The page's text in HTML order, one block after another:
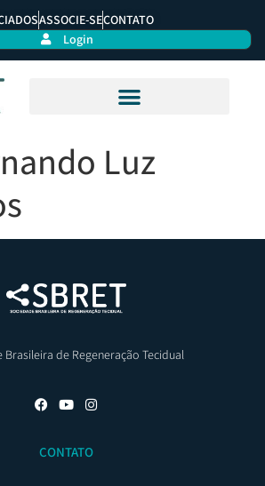
ASSOCIE-SECONTATO
Login
Luz
Brasileira de Regeneração Tecidual
CONTATO